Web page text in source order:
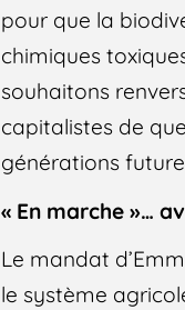
pour que la
chimiques
souhaitons
capitalistes de
générations
« En marche »…
Le mandat
le système